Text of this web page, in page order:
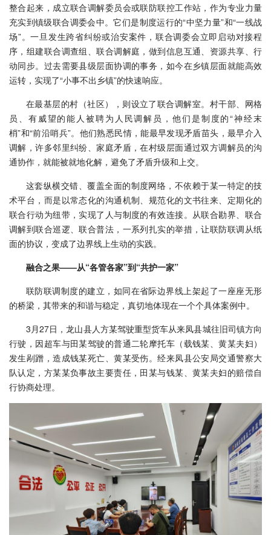
整合起来，成立联合调解委员会或联防联控工作站，作为专业力量
充实到镇级联合调委会中。它们是制度运行的“中坚力量”和“一线战
场”。一旦发生跨省纠纷或治安案件，联合调委会立即启动对接程
序，组建联合调查组、联合调解庭，做到信息互通、资源共享、行
动同步。过去需要县级层面协调的事务，如今在乡镇层面就能高效
运转，实现了“小事不出乡镇”的快速响应。
在最基层的村（社区），则设立了联合调解室。村干部、网格
员、有威望的能人被聘为人民调解员，他们是制度的“神经末
梢”和“前沿哨兵”。他们熟悉民情，能最早发现矛盾苗头，最早介入
调解，许多邻里纠纷、家庭矛盾，在村级层面通过双方调解员的沟
通协作，就能被就地化解，避免了矛盾升级和上交。
这套纵横交错、覆盖全面的制度网络，不依赖于某一特定的技
术平台，而是以常态化的沟通机制、规范化的文书往来、定期化的
联合行动为纽带，实现了人与制度的有效连接。从联合勘界、联合
调解到联合巡逻、联合普法，一系列扎实的举措，让联防联调从纸
面的协议，变成了边界线上生动的实践。
融合之果——从“各管各家”到“共护一家”
联防联调制度的建立，如同在省际边界线上架起了一座座无形
的桥梁，其带来的和谐与稳定，真切地体现在一个个具体案例中。
3月27日，龙山县人方某驾驶重型货车从来凤县城往旧司镇方向
行驶，因超车与田某驾驶的普通二轮摩托车（载钱某、黄某夫妇）
发生剐蹭，造成钱某死亡、黄某受伤。经来凤县公安局交通警察大
队认定，方某某负事故主要责任，田某与钱某、黄某夫妇的赔偿自
行协商处理。